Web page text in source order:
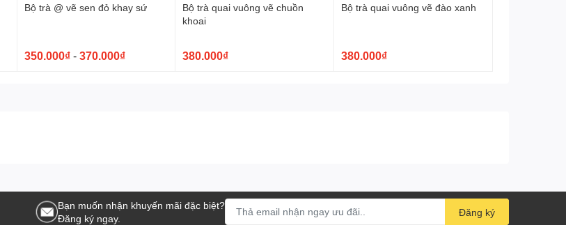
Bộ trà @ vẽ sen đỏ khay sứ
350.000₫- 370.000₫
Bộ trà quai vuông vẽ chuồn
khoai
380.000₫
Bộ trà quai vuông vẽ đào xanh
380.000₫
Bạn muốn nhận khuyến mãi đặc biệt?
Đăng ký ngay.
Đăng ký